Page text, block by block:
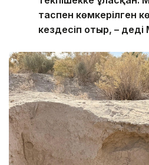
таспен көмкерілген
кездесіп отыр, –